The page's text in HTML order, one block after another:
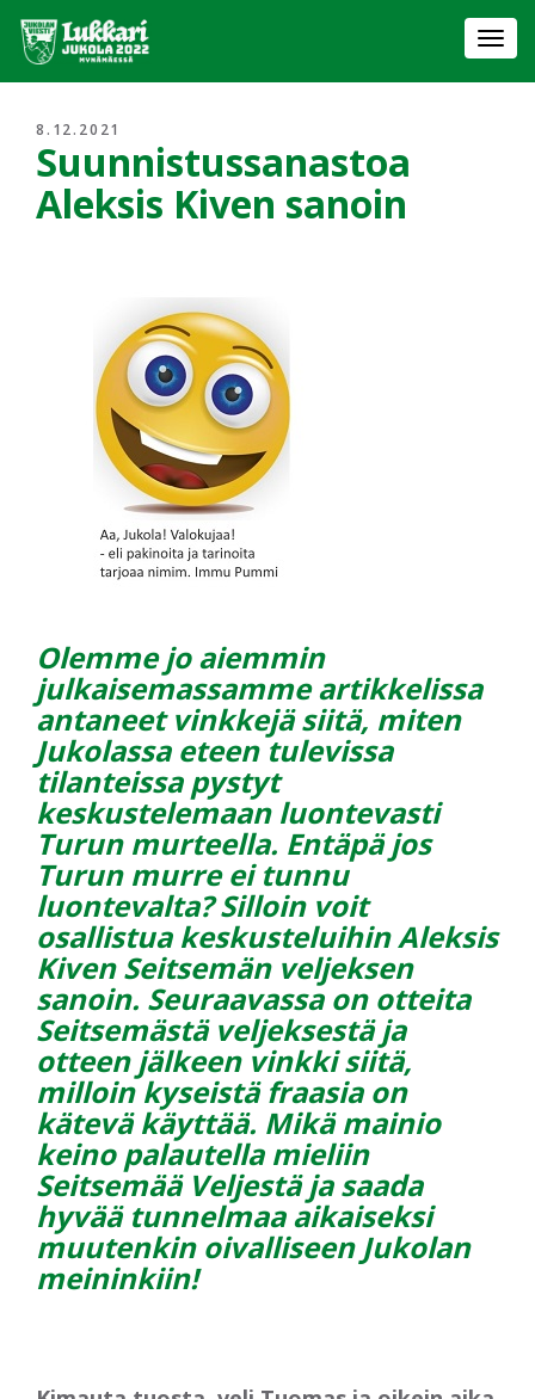
8.12.2021
Suunnistussanastoa
Aleksis Kiven sanoin
Olemme jo aiemmin
julkaisemassamme artikkelissa
antaneet vinkkejä siitä, miten
Jukolassa eteen tulevissa
tilanteissa pystyt
keskustelemaan luontevasti
Turun murteella. Entäpä jos
Turun murre ei tunnu
luontevalta? Silloin voit
osallistua keskusteluihin Aleksis
Kiven Seitsemän veljeksen
sanoin. Seuraavassa on otteita
Seitsemästä veljeksestä ja
otteen jälkeen vinkki siitä,
milloin kyseistä fraasia on
kätevä käyttää. Mikä mainio
keino palautella mieliin
Seitsemää Veljestä ja saada
hyvää tunnelmaa aikaiseksi
muutenkin oivalliseen Jukolan
meininkiin!